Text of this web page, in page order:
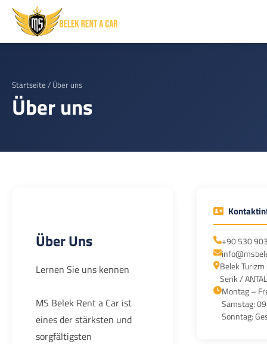
Startseite / Über uns
Über uns
Über Uns
Lernen Sie uns kennen
MS Belek Rent a Car ist
eines der stärksten und
sorgfältigsten
+90 530
Belek
Serik /
Montag –
Samstag:
Sonntag: